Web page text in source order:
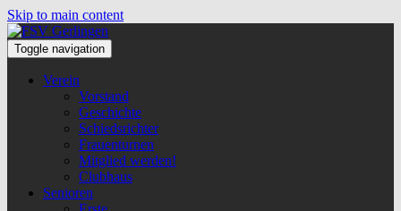
Skip to main content
Toggle navigation
Verein
Vorstand
Geschichte
Schiedsrichter
Frauenturnen
Mitglied werden!
Clubhaus
Senioren